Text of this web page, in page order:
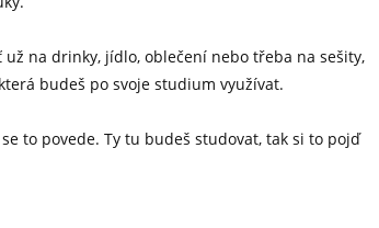
na drinky, jídlo, oblečení nebo třeba na sešity,
budeš po svoje studium využívat.
to povede. Ty tu budeš studovat, tak si to pojď